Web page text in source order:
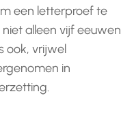
een letterproef te
alleen vijf eeuwen
ook, vrijwel
in